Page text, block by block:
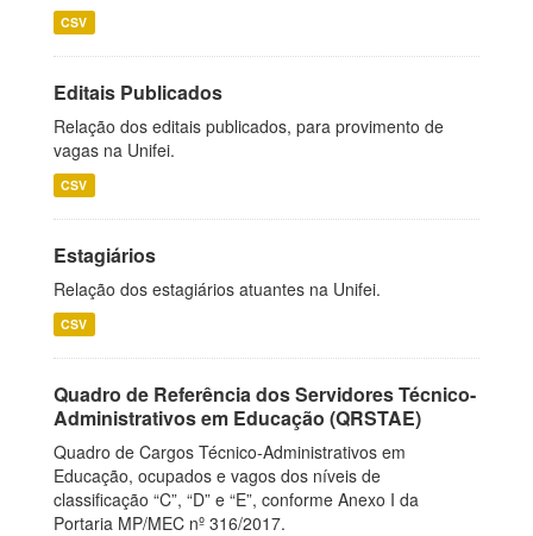
CSV
Editais Publicados
Relação dos editais publicados, para provimento de
vagas na Unifei.
CSV
Estagiários
Relação dos estagiários atuantes na Unifei.
CSV
Quadro de Referência dos Servidores Técnico-
Administrativos em Educação (QRSTAE)
Quadro de Cargos Técnico-Administrativos em
Educação, ocupados e vagos dos níveis de
classificação “C”, “D” e “E”, conforme Anexo I da
Portaria MP/MEC nº 316/2017.